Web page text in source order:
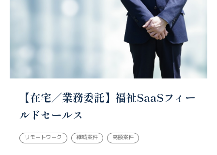
【在宅／業務委託】福祉SaaSフィー
ルドセールス
リモートワーク 継続案件 高額案件